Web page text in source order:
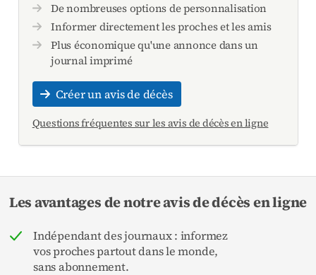
De nombreuses options de personnalisation
Informer directement les proches et les amis
Plus économique qu'une annonce dans un
journal imprimé
Créer un avis de décès
Questions fréquentes sur les avis de décès en ligne
Les avantages de notre avis de décès en ligne
Indépendant des journaux : informez
vos proches partout dans le monde,
sans abonnement.